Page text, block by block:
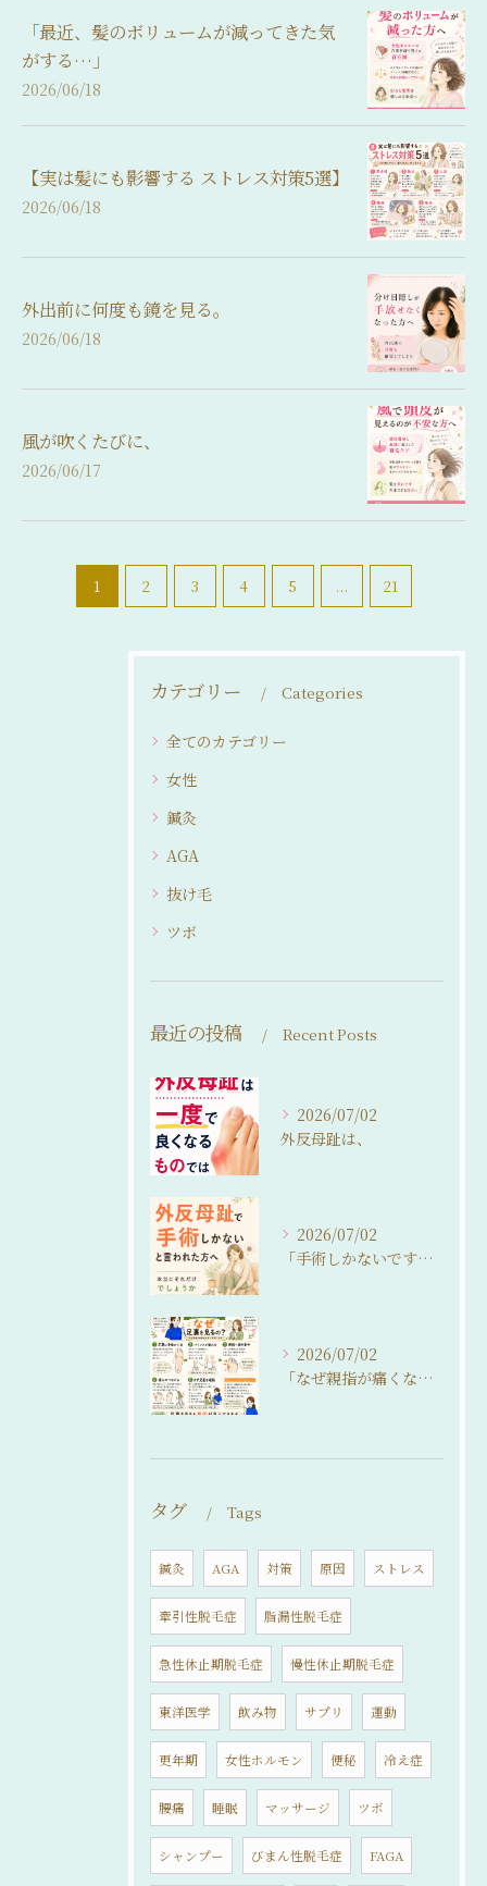
「最近、髪のボリュームが減ってきた気
がする…」
2026/06/18
【実は髪にも影響する ストレス対策5選】
2026/06/18
外出前に何度も鏡を見る。
2026/06/18
風が吹くたびに、
2026/06/17
1 2 3 4 5 ... 21
カテゴリー Categories
全てのカテゴリー
女性
鍼灸
AGA
抜け毛
ツボ
最近の投稿 Recent Posts
2026/07/02
外反母趾は、
2026/07/02
「手術しかないですね…」
2026/07/02
「なぜ親指が痛くなるの？」
タグ Tags
鍼灸 AGA 対策 原因 ストレス
牽引性脱毛症 脂漏性脱毛症
急性休止期脱毛症 慢性休止期脱毛症
東洋医学 飲み物 サプリ 運動
更年期 女性ホルモン 便秘 冷え症
腰痛 睡眠 マッサージ ツボ
シャンプー びまん性脱毛症 FAGA